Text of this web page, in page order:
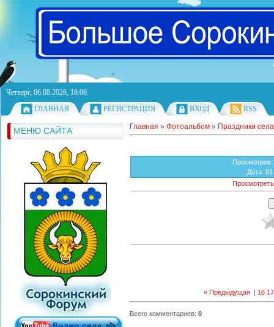
Четверг, 06.08.2026, 18:06
ГЛАВНАЯ
РЕГИСТРАЦИЯ ВХОД RSS
МЕНЮ САЙТА Главная » Фотоальбом » Праздники села
Просмотров:
Дата:
« Предыдущая | 16 17
Всего комментариев: 0